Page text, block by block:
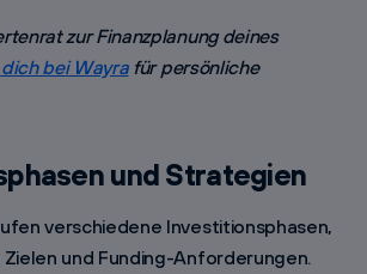
zur Finanzplanung deines
bei Wayrafür persönliche
und Strategien
verschiedene Investitionsphasen,
und Funding-Anforderungen.